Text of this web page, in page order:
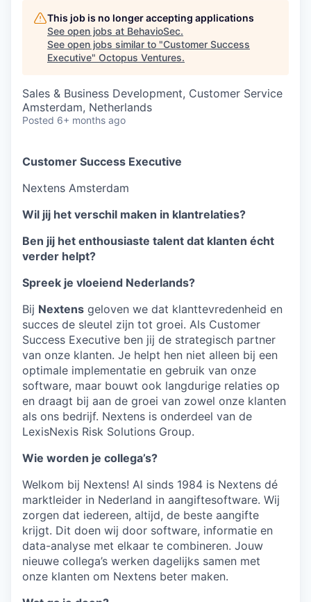
This job is no longer accepting applications
See open jobs at BehavioSec.
See open jobs similar to "Customer Success
Executive" Octopus Ventures.
Sales & Business Development, Customer Service
Amsterdam, Netherlands
Posted 6+ months ago
Customer Success Executive
Nextens Amsterdam
Wil jij het verschil maken in klantrelaties?
Ben jij het enthousiaste talent dat klanten écht
verder helpt?
Spreek je vloeiend Nederlands?
Bij Nextens geloven we dat klanttevredenheid en
succes de sleutel zijn tot groei. Als Customer
Success Executive ben jij de strategisch partner
van onze klanten. Je helpt hen niet alleen bij een
optimale implementatie en gebruik van onze
software, maar bouwt ook langdurige relaties op
en draagt bij aan de groei van zowel onze klanten
als ons bedrijf. Nextens is onderdeel van de
LexisNexis Risk Solutions Group.
Wie worden je collega’s?
Welkom bij Nextens! Al sinds 1984 is Nextens dé
marktleider in Nederland in aangiftesoftware. Wij
zorgen dat iedereen, altijd, de beste aangifte
krijgt. Dit doen wij door software, informatie en
data-analyse met elkaar te combineren. Jouw
nieuwe collega’s werken dagelijks samen met
onze klanten om Nextens beter maken.